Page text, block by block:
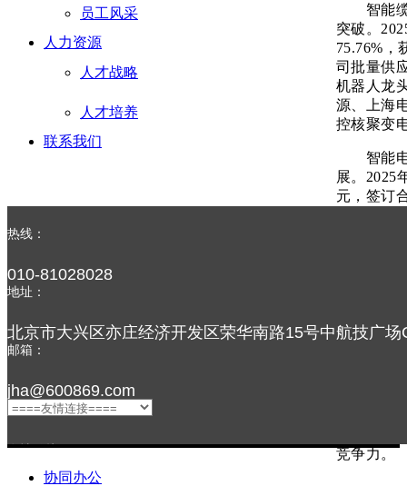
员工风采
人力资源
人才战略
人才培养
联系我们
智能缆
突破。
75.76%，
司批量供
机器人龙
源、上海
控核聚变
智能电
展。2025
元，签订
收入7.51
同比增长
竞争力。
热线：
010-81028028
地址：
北京市大兴区亦庄经济开发区荣华南路15号中航技广场
邮箱：
jha@600869.com
友情链接：
协同办公